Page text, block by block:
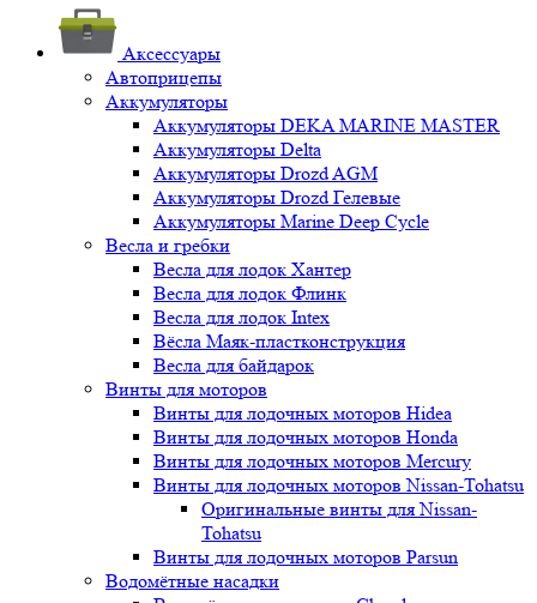
Аксессуары
Автоприцепы
Аккумуляторы
Аккумуляторы DEKA MARINE MASTER
Аккумуляторы Delta
Аккумуляторы Drozd AGM
Аккумуляторы Drozd Гелевые
Аккумуляторы Marine Deep Cycle
Весла и гребки
Весла для лодок Хантер
Весла для лодок Флинк
Весла для лодок Intex
Вёсла Маяк-пластконструкция
Весла для байдарок
Винты для моторов
Винты для лодочных моторов Hidea
Винты для лодочных моторов Honda
Винты для лодочных моторов Mercury
Винты для лодочных моторов Nissan-Tohatsu
Оригинальные винты для Nissan-
Tohatsu
Винты для лодочных моторов Parsun
Водомётные насадки